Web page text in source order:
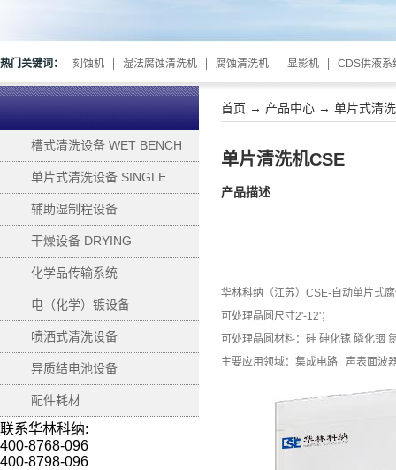
热门关键词： 刻蚀机 湿法腐蚀清洗机 腐蚀清洗机 显影机 CDS供液系
槽式清洗设备 WET BENCH
单片式清洗设备 SINGLE
WAFER PROCESSING
辅助湿制程设备
SUPPORTING
干燥设备 DRYING
化学品传输系统
电（化学）镀设备
ELECTROPLATING
喷洒式清洗设备
异质结电池设备
配件耗材
联系华林科纳:
400-8768-096
400-8798-096
首页 → 产品中心 → 单片式清
单片清洗机CSE
产品描述
华林科纳（江苏）CSE-自动单片式
可处理晶圆尺寸2'-12'；
可处理晶圆材料：硅 砷化镓 磷化铟
主要应用领域：集成电路 声表面波